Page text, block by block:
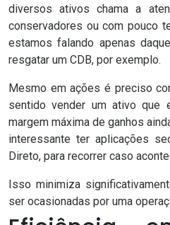
diversos ativos chama a
conservadores ou com pouco
estamos falando apenas
resgatar um CDB, por exemplo.
Mesmo em ações é preciso
sentido vender um ativo que
margem máxima de ganhos
interessante ter aplicações
Direto, para recorrer caso
Isso minimiza
ser ocasionadas por uma